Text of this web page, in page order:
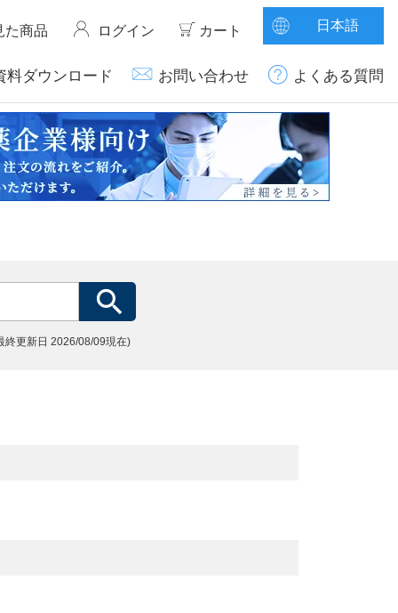
た商品 ログイン カート 日本語
料ダウンロード お問い合わせ よくある質問
終更新日 2026/08/09現在)